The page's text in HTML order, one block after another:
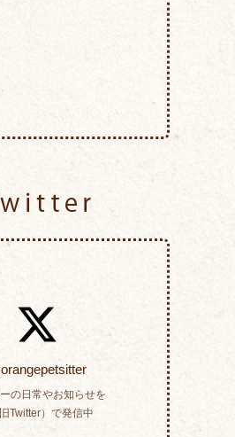
の日常やお知らせを
Twitter）で発信中